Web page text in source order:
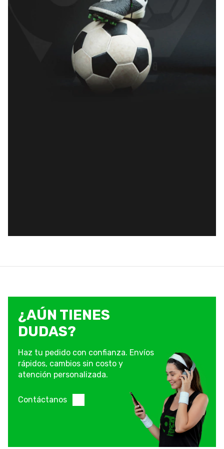
¿AÚN TIENES
DUDAS?
Haz tu pedido con confianza. Envíos
rápidos, cambios sin costo y
atención personalizada.
Contáctanos